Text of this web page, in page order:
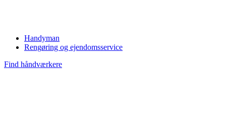
Handyman
Rengøring og ejendomsservice
Find håndværkere